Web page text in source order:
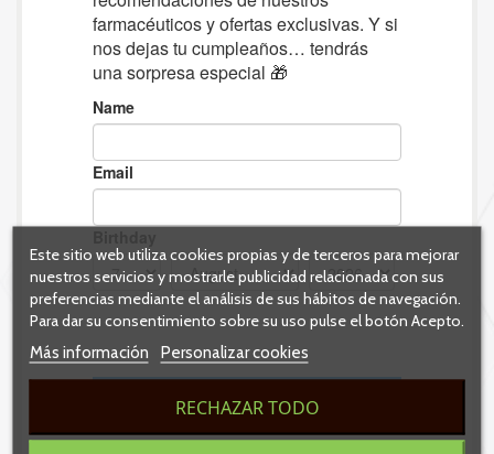
Este sitio web utiliza cookies propias y de terceros para mejorar
nuestros servicios y mostrarle publicidad relacionada con sus
preferencias mediante el análisis de sus hábitos de navegación.
Para dar su consentimiento sobre su uso pulse el botón Acepto.
Más información
Personalizar cookies
RECHAZAR TODO